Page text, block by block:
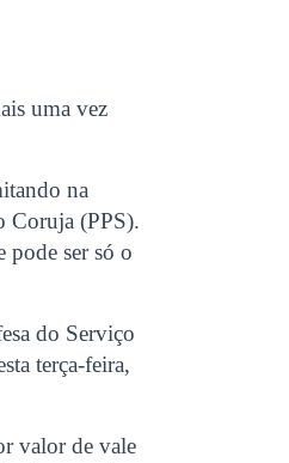
uma vez
na
Coruja (PPS).
pode ser só o
do Serviço
terça-feira,
valor de vale